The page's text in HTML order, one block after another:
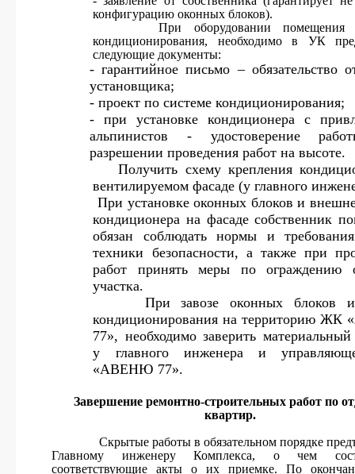
конфигурацию оконных блоков).
При оборудовании помещения
кондиционирования, необходимо в УК
следующие документы:
- гарантийное письмо – обязательство
установщика;
- проект по системе кондиционирования;
- при установке кондиционера с
альпинистов - удостоверение
разрешении проведения работ на высоте.
Получить схему крепления
вентилируемом фасаде (у главного
При установке оконных блоков и
кондиционера на фасаде собственник
обязан соблюдать нормы и
техники безопасности, а также при
работ принять меры по ограждению
участка.
При завозе оконных блоков
кондиционирования на территорию
77», необходимо заверить
у главного инженера и
«АВЕНЮ 77».
Завершение ремонтно-строительных работ по
квартир.
Скрытые работы в обязательном порядке
Главному инженеру Комплекса, о чем
соответствующие акты о их приемке. По